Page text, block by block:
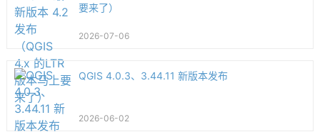
要来了）
2026-07-06
QGIS 4.0.3、3.44.11 新版本发布
2026-06-02